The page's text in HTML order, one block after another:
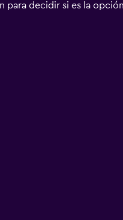
para decidir si es la opción